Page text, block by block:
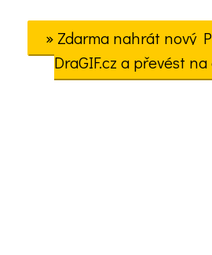
» Zdarma nahrát nový
DraGIF.cz a převést